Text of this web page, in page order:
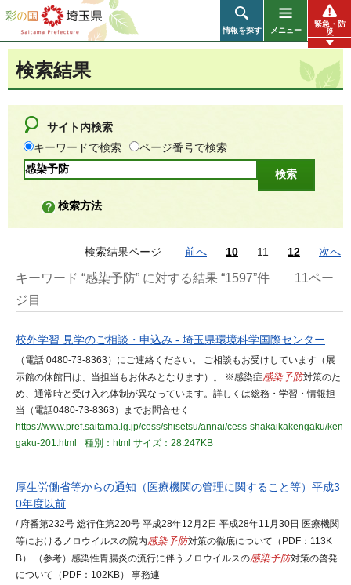
彩の国 埼玉県
情報を探す メニュー
緊急・防
災
検索結果
サイト内検索
キーワードで検索
ページ番号で検索
検索方法
検索結果ページ 前へ 10 11 12 次へ
キーワード “感染予防” に対する結果 “1597”件
11ペー
ジ目
校外学習 見学のご相談・申込み - 埼玉県環境科学国際センター
（電話 0480-73-8363）にご連絡ください。 ご相談もお受けしています（展
示館の休館日は、当担当もお休みとなります）。 ※感染症感染予防対策のた
め、通常時と受け入れ体制が異なっています。詳しくは総務・学習・情報担
当（電話0480-73-8363）までお問合せく
https://www.pref.saitama.lg.jp/cess/shisetsu/annai/cess-shakaikakengaku/ken
gaku-201.html
種別：html サイズ：28.247KB
厚生労働省等からの通知（医療機関の管理に関すること等）平成3
0年度以前
/ 府番第232号 総行住第220号 平成28年12月2日 平成28年11月30日 医療機関
等におけるノロウイルスの院内感染予防対策の徹底について（PDF：113K
B） （参考）感染性胃腸炎の流行に伴うノロウイルスの感染予防対策の啓発
について（PDF：102KB） 事務連